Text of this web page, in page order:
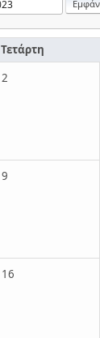
Τετάρτη
2
9
16